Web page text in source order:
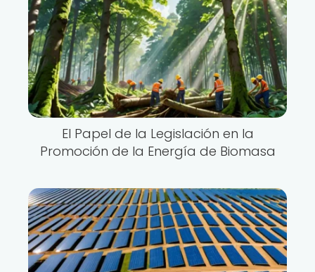
El Papel de la Legislación en la
Promoción de la Energía de Biomasa